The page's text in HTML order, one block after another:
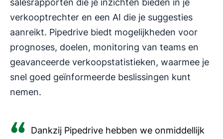
verkooptrechter en een AI die je suggesties
aanreikt. Pipedrive biedt mogelijkheden voor
prognoses, doelen, monitoring van teams en
geavanceerde verkoopstatistieken, waarmee je
snel goed geïnformeerde beslissingen kunt
nemen.
Dankzij Pipedrive hebben we onmiddellijk